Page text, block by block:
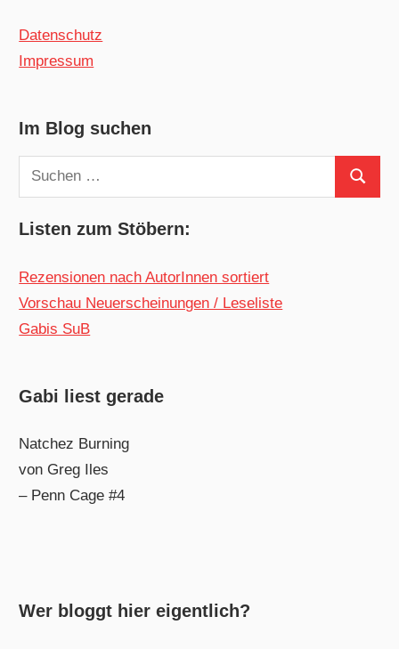
Datenschutz
Impressum
Im Blog suchen
Suchen
nach:
Suchen
Listen zum Stöbern:
Rezensionen nach AutorInnen sortiert
Vorschau Neuerscheinungen / Leseliste
Gabis SuB
Gabi liest gerade
Natchez Burning
von Greg Iles
– Penn Cage #4
Wer bloggt hier eigentlich?